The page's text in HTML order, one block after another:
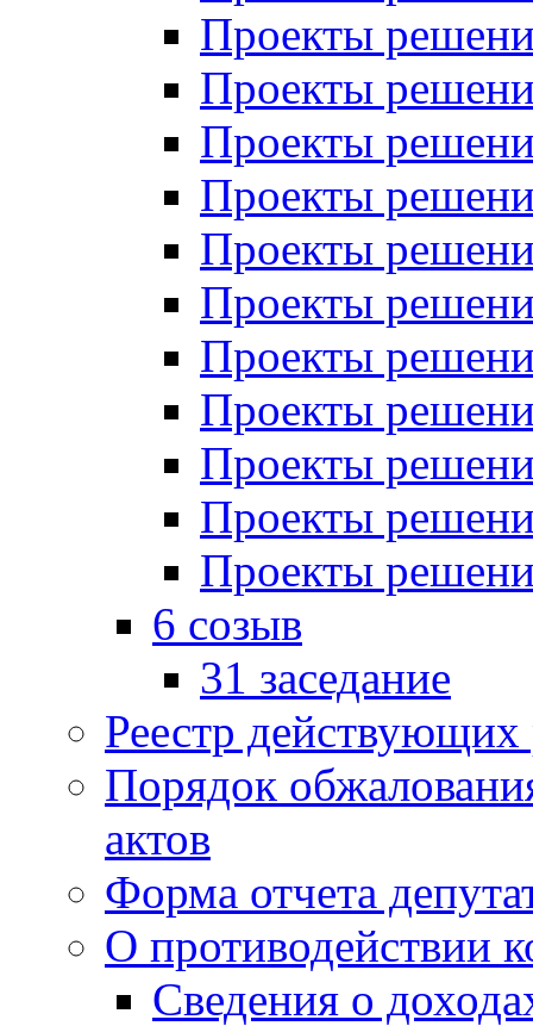
Проекты
Проекты
Проекты
Проекты
Проекты
Проекты
Проекты
Проекты
Проекты
Проекты
Проекты
6 созыв
31 заседание
Реестр
Порядок
актов
Форма отчета
О противодействии
Сведения о